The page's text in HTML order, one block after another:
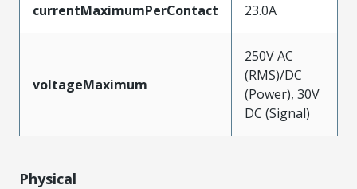
currentMaximumPerContact 23.0A
voltageMaximum
250V AC
(RMS)/DC
(Power), 30V
DC (Signal)
Physical